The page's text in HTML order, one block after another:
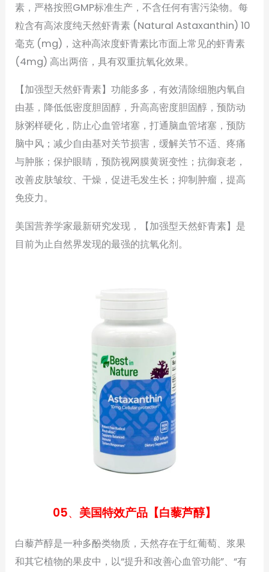
素，严格按照GMP标准生产，不含任何有害污染物。每
粒含有高浓度纯天然虾青素 (Natural Astaxanthin) 10
毫克 (mg)，这种高浓度虾青素比市面上常见的虾青素
(4mg) 高出两倍，具有双重抗氧化效果。
【加强型天然虾青素】功能多多，有效清除细胞内氧自
由基，降低低密度胆固醇，升高高密度胆固醇，预防动
脉粥样硬化，防止心血管堵塞，打通脑血管堵塞，预防
脑中风；减少自由基对关节损害，缓解关节不适、疼痛
与肿胀；保护眼睛，预防视网膜黄斑变性；抗御衰老，
改善皮肤皱纹、干燥，促进毛发生长；抑制肿瘤，提高
免疫力。
美国营养学家最新研究发现，【加强型天然虾青素】是
目前为止自然界发现的最强的抗氧化剂。
05、 美国特效产品【白藜芦醇】
白藜芦醇是一种多酚类物质，天然存在于红葡萄、浆果
和其它植物的果皮中，以“提升和改善心血管功能”、“有